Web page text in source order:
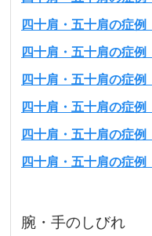
四十肩・五十肩の症例
四十肩・五十肩の症
四十肩・五十肩の症例
四十肩・五十肩の症例
四十肩・五十肩の症例
四十肩・五十肩の症例
腕・手のしびれ